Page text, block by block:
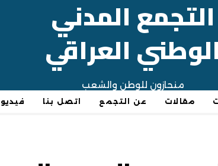
التجمع المدني
الوطني العراقي
منحازون للوطن والشعب
مقالات عن التجمع اتصل بنا